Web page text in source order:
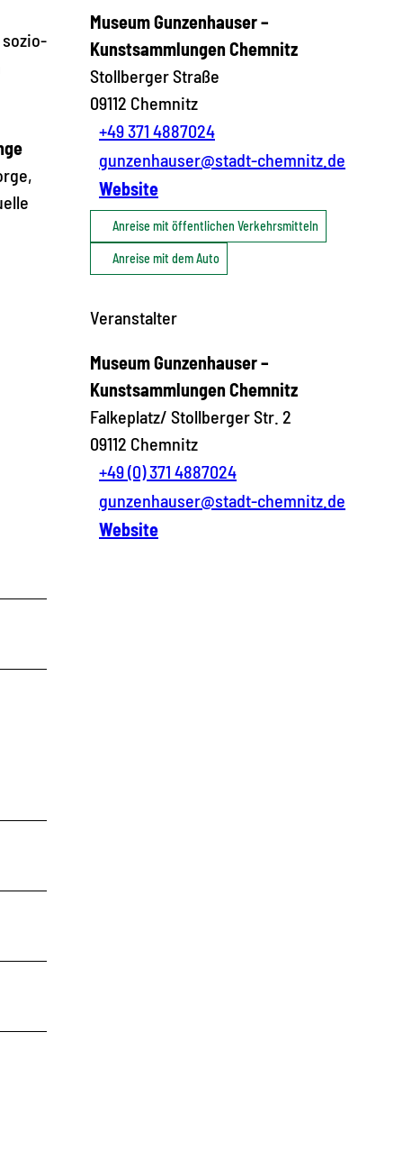
Museum Gunzenhauser –
Kunstsammlungen Chemnitz
Stollberger Straße
09112 Chemnitz
+49 371 4887024
gunzenhauser@stadt-chemnitz.de
Website
Anreise mit öffentlichen Verkehrsmitteln
Anreise mit dem Auto
Veranstalter
Museum Gunzenhauser –
Kunstsammlungen Chemnitz
Falkeplatz/ Stollberger Str. 2
09112 Chemnitz
+49 (0) 371 4887024
gunzenhauser@stadt-chemnitz.de
Website